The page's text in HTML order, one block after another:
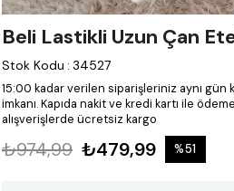
Beli Lastikli Uzun Çan
Stok Kodu : 34527
15:00 kadar verilen siparişleriniz aynı gün
imkanı.Kapıda nakit ve kredi kartı ile
alışverişlerde ücretsiz kargo
₺974,99 ₺479,99 %51